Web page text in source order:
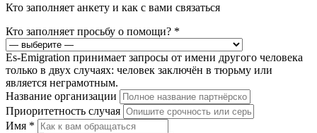
Кто заполняет анкету и как с вами связаться
Кто заполняет просьбу о помощи? *
Es-Emigration принимает запросы от имени другого человека
только в двух случаях: человек заключён в тюрьму или
является неграмотным.
Название организации
Приоритетность случая
Имя *